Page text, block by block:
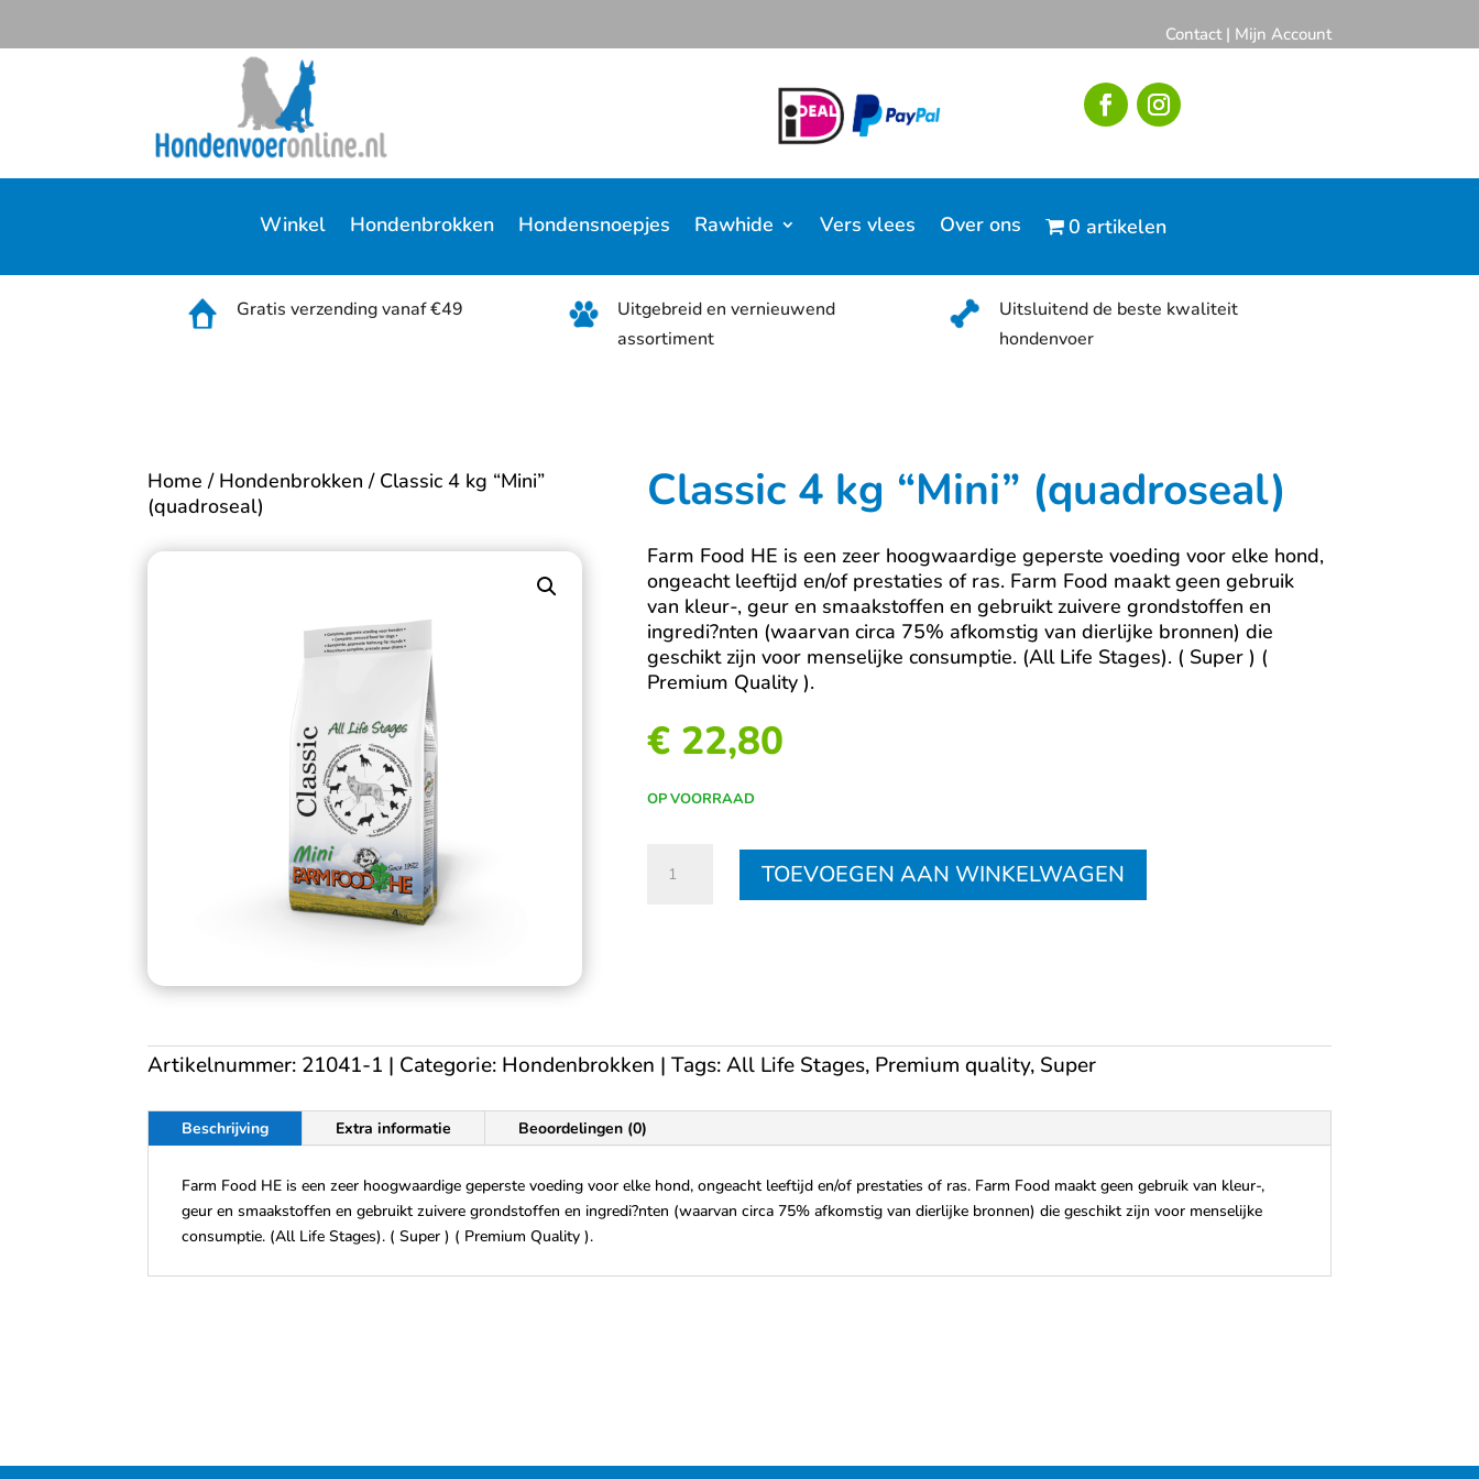
Contact| Mijn Account
Winkel Hondenbrokken Hondensnoepjes Rawhide Vers vlees Over ons 0 artikelen
Gratis verzending vanaf €49
Uitgebreid en vernieuwend
assortiment
Uitsluitend de beste kwaliteit
hondenvoer
Home / Hondenbrokken / Classic 4 kg “Mini”
(quadroseal)
Classic 4 kg “Mini” (quadroseal)
Farm Food HE is een zeer hoogwaardige geperste voeding voor elke hond,
ongeacht leeftijd en/of prestaties of ras. Farm Food maakt geen gebruik
van kleur-, geur en smaakstoffen en gebruikt zuivere grondstoffen en
ingredi?nten (waarvan circa 75% afkomstig van dierlijke bronnen) die
geschikt zijn voor menselijke consumptie. (All Life Stages). ( Super ) (
Premium Quality ).
€ 22,80
OP VOORRAAD
TOEVOEGEN AAN WINKELWAGEN
Artikelnummer: 21041-1 Categorie: Hondenbrokken Tags:All Life Stages, Premium quality, Super
Beschrijving Extra informatie Beoordelingen (0)
Farm Food HE is een zeer hoogwaardige geperste voeding voor elke hond, ongeacht leeftijd en/of prestaties of ras. Farm Food maakt geen gebruik van kleur-,
geur en smaakstoffen en gebruikt zuivere grondstoffen en ingredi?nten (waarvan circa 75% afkomstig van dierlijke bronnen) die geschikt zijn voor menselijke
consumptie. (All Life Stages). ( Super ) ( Premium Quality ).